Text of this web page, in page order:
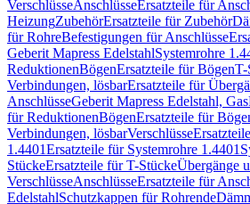
VerschlüsseAnschlüsseErsatzteile für
HeizungZubehörErsatzteile für Zubehör
für RohreBefestigungen für Anschlüsse
Geberit Mapress EdelstahlSystemrohre
ReduktionenBögenErsatzteile für BögenT-
Verbindungen, lösbarErsatzteile für
AnschlüsseGeberit Mapress Edelstahl, Gas
für ReduktionenBögenErsatzteile für
Verbindungen, lösbarVerschlüsse
1.4401Ersatzteile für Systemrohre 1.4401
StückeErsatzteile für T-StückeÜbergänge
VerschlüsseAnschlüsseErsatzteile für
EdelstahlSchutzkappen für Rohrende